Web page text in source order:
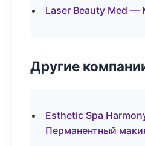
Laser Beauty Med —
Другие
Esthetic Spa
Перманентный